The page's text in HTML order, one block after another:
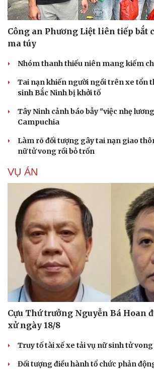
Công an Phương Liệt liên tiếp bắt
ma túy
Nhóm thanh thiếu niên mang kiếm
Tai nạn khiến người ngồi trên xe tổn
sinh Bắc Ninh bị khởi tố
Tây Ninh cảnh báo bẫy "việc nhẹ
Campuchia
Làm rõ đối tượng gây tai nạn giao
nữ tử vong rồi bỏ trốn
VỤ ÁN
Cựu Thứ trưởng Nguyễn Bá Hoan
xử ngày 18/8
Truy tố tài xế xe tải vụ nữ sinh tử
Đối tượng điều hành tổ chức phản